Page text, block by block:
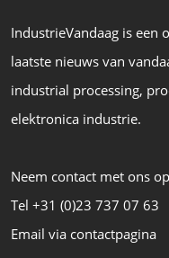
IndustrieVandaag is
laatste nieuws van
industrial processing,
elektronica industrie.
Neem contact met ons
Tel +31 (0)23 737 07 63
Email via contactpagina